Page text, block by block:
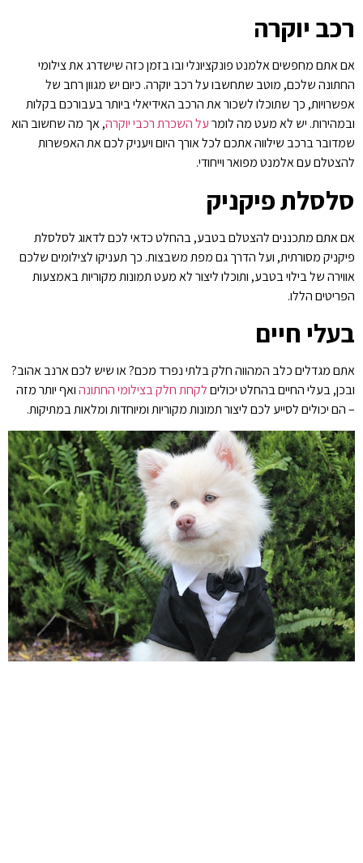
רכב יוקרה
אם אתם מחפשים אלמנט פונקציונלי ובו בזמן כזה שישדרג את צילומי
החתונה שלכם, מוטב שתחשבו על רכב יוקרה. כיום יש מגוון רחב של
אפשרויות, כך שתוכלו לשכור את הרכב האידיאלי ביותר בעבורכם בקלות
ובמהירות. יש לא מעט מה לומרעל השכרת רכבי יוקרה, אך מה שחשוב הוא
שמדובר ברכב שילווה אתכם לכל אורך היום ויעניק לכם את האפשרות
להצטלם עם אלמנט מפואר וייחודי.
סלסלת פיקניק
אם אתם מתכננים להצטלם בטבע, בהחלט כדאי לכם לדאוג לסלסלת
פיקניק מסורתית, ועל הדרך גם מפת משבצות. כך תעניקו לצילומים שלכם
אווירה של בילוי בטבע, ותוכלו ליצור לא מעט תמונות מקוריות באמצעות
הפריטים הללו.
בעלי חיים
אתם מגדלים כלב המהווה חלק בלתי נפרד מכם? או שיש לכם ארנב אהוב?
ובכן, בעלי החיים בהחלט יכוליםלקחת חלק בצילומי החתונהואף יותר מזה
– הם יכולים לסייע לכם ליצור תמונות מקוריות ומיוחדות ומלאות במתיקות.